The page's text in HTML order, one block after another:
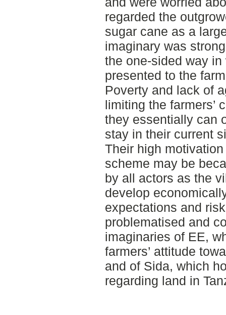
regarded the
sugar cane as a
imaginary was
the one-sided way
presented to the
Poverty and lack of
limiting the farmers’
they essentially can
stay in their current
Their high
scheme may be
by all actors as the
develop
expectations and
problematised and
imaginaries of EE,
farmers’ attitude
and of Sida, which
regarding land in